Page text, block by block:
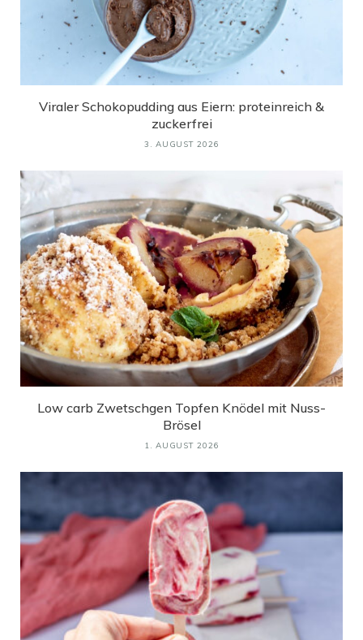
Viraler Schokopudding aus Eiern: proteinreich &
zuckerfrei
3. AUGUST 2026
Low carb Zwetschgen Topfen Knödel mit Nuss-
Brösel
1. AUGUST 2026